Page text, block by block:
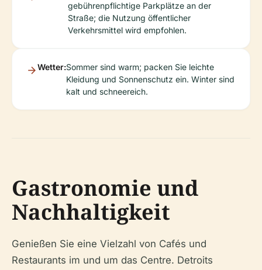
gebührenpflichtige Parkplätze an der
Straße; die Nutzung öffentlicher
Verkehrsmittel wird empfohlen.
Wetter:Sommer sind warm; packen Sie leichte
Kleidung und Sonnenschutz ein. Winter sind
kalt und schneereich.
Gastronomie und
Nachhaltigkeit
Genießen Sie eine Vielzahl von Cafés und
Restaurants im und um das Centre. Detroits